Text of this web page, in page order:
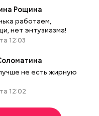
Рощина
работаем,
нет энтузиазма!
12:03
не есть жирную
12:02